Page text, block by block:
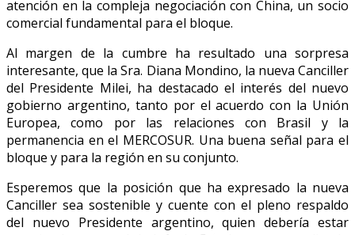
atención en la compleja negociación con China, un socio
comercial fundamental para el bloque.
Al margen de la cumbre ha resultado una sorpresa
interesante, que la Sra. Diana Mondino, la nueva Canciller
del Presidente Milei, ha destacado el interés del nuevo
gobierno argentino, tanto por el acuerdo con la Unión
Europea, como por las relaciones con Brasil y la
permanencia en el MERCOSUR. Una buena señal para el
bloque y para la región en su conjunto.
Esperemos que la posición que ha expresado la nueva
Canciller sea sostenible y cuente con el pleno respaldo
del nuevo Presidente argentino, quien debería estar